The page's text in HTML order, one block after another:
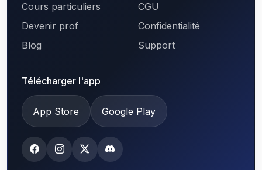
Cours particuliers
Devenir prof
Blog
CGU
Confidentialité
Support
Télécharger l'app
App Store Google Play